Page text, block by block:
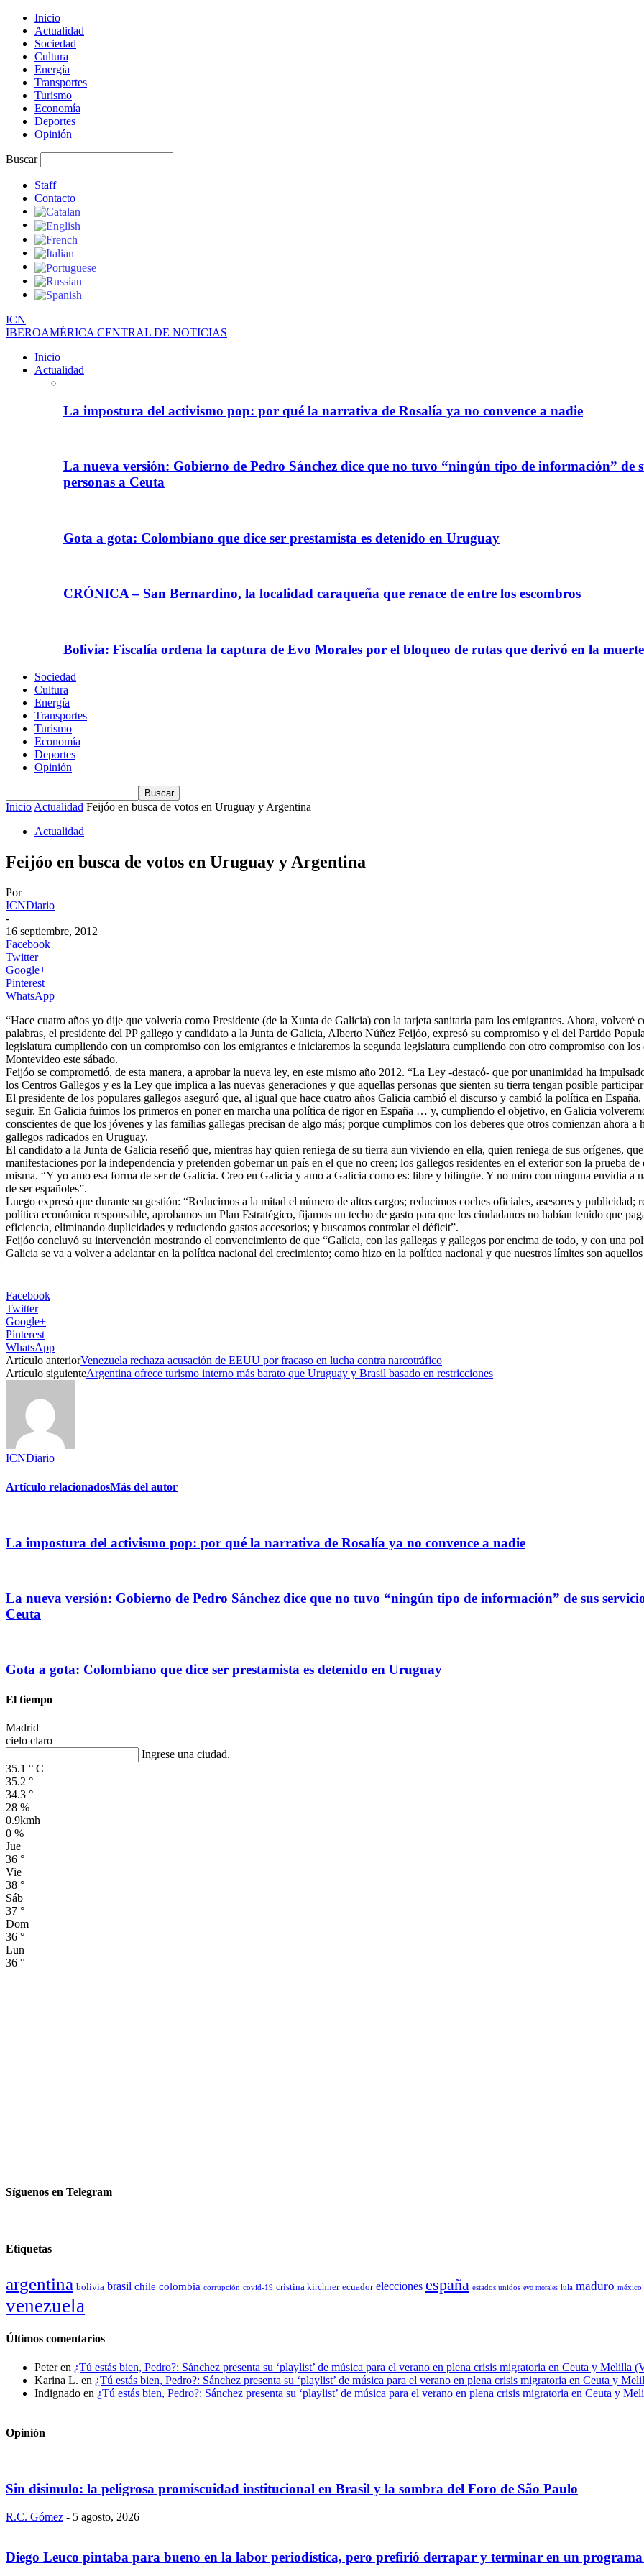
Inicio
Actualidad
Sociedad
Cultura
Energía
Transportes
Turismo
Economía
Deportes
Opinión
Buscar
Staff
Contacto
ICN
IBEROAMÉRICA CENTRAL DE NOTICIAS
Inicio
Actualidad
La impostura del activismo pop: por qué la narrativa de Rosalía ya no convence a nadie
La nueva versión: Gobierno de Pedro Sánchez dice que no tuvo “ningún tipo de información” de
personas a Ceuta
Gota a gota: Colombiano que dice ser prestamista es detenido en Uruguay
CRÓNICA – San Bernardino, la localidad caraqueña que renace de entre los escombros
Bolivia: Fiscalía ordena la captura de Evo Morales por el bloqueo de rutas que derivó en la
Sociedad
Cultura
Energía
Transportes
Turismo
Economía
Deportes
Opinión
InicioActualidad Feijóo en busca de votos en Uruguay y Argentina
Actualidad
Feijóo en busca de votos en Uruguay y Argentina
Por
ICNDiario
-
16 septiembre, 2012
Facebook
Twitter
Google+
Pinterest
WhatsApp
“Hace cuatro años yo dije que volvería como Presidente (de la Xunta de Galicia) con la tarjeta sanitaria para los emigrantes. Ahora, volveré
palabras, el presidente del PP gallego y candidato a la Junta de Galicia, Alberto Núñez Feijóo, expresó su compromiso y el del Partido
legislatura cumpliendo con un compromiso con los emigrantes e iniciaremos la segunda legislatura cumpliendo con otro compromiso con
Montevideo este sábado.
Feijóo se comprometió, de esta manera, a aprobar la nueva ley, en este mismo año 2012. “La Ley -destacó- que por unanimidad ha
los Centros Gallegos y es la Ley que implica a las nuevas generaciones y que aquellas personas que sienten su tierra tengan posible
El presidente de los populares gallegos aseguró que, al igual que hace cuatro años Galicia cambió el discurso y cambió la política en
seguir. En Galicia fuimos los primeros en poner en marcha una política de rigor en España … y, cumpliendo el objetivo, en Galicia
conscientes de que los jóvenes y las familias gallegas precisan de algo más; porque cumplimos con los deberes que otros comienzan ahora
gallegos radicados en Uruguay.
El candidato a la Junta de Galicia reseñó que, mientras hay quien reniega de su tierra aun viviendo en ella, quien reniega de sus orígenes,
manifestaciones por la independencia y pretenden gobernar un país en el que no creen; los gallegos residentes en el exterior son la prueba
misma. “Y yo amo esa forma de ser de Galicia. Creo en Galicia y amo a Galicia como es: libre y bilingüe. Y no miro con ninguna envidia a
de ser españoles”.
Luego expresó que durante su gestión: “Reducimos a la mitad el número de altos cargos; reducimos coches oficiales, asesores y
política económica responsable, aprobamos un Plan Estratégico, fijamos un techo de gasto para que los ciudadanos no habían tenido que
eficiencia, eliminando duplicidades y reduciendo gastos accesorios; y buscamos controlar el déficit”.
Feijóo concluyó su intervención mostrando el convencimiento de que “Galicia, con las gallegas y gallegos por encima de todo, y con una
Galicia se va a volver a adelantar en la política nacional del crecimiento; como hizo en la política nacional y que nuestros límites son
Facebook
Twitter
Google+
Pinterest
WhatsApp
Artículo anteriorVenezuela rechaza acusación de EEUU por fracaso en lucha contra narcotráfico
Artículo siguienteArgentina ofrece turismo interno más barato que Uruguay y Brasil basado en restricciones
ICNDiario
Artículo relacionadosMás del autor
La impostura del activismo pop: por qué la narrativa de Rosalía ya no convence a nadie
La nueva versión: Gobierno de Pedro Sánchez dice que no tuvo “ningún tipo de información” de sus
Ceuta
Gota a gota: Colombiano que dice ser prestamista es detenido en Uruguay
El tiempo
Madrid
cielo claro
Ingrese una ciudad.
35.1 ° C
35.2 °
34.3 °
28 %
0.9kmh
0 %
Jue
36 °
Vie
38 °
Sáb
37 °
Dom
36 °
Lun
36 °
Síguenos en Telegram
Etiquetas
argentina bolivia brasil chile colombia corrupción covid-19 cristina kirchner ecuador elecciones españa estados unidos evo morales lula maduro méxico
venezuela
Últimos comentarios
Peteren ¿Tú estás bien, Pedro?: Sánchez presenta su ‘playlist’ de música para el verano en plena crisis migratoria en Ceuta y Melilla
Karina L. en ¿Tú estás bien, Pedro?: Sánchez presenta su ‘playlist’ de música para el verano en plena crisis migratoria en Ceuta y
Indignado en ¿Tú estás bien, Pedro?: Sánchez presenta su ‘playlist’ de música para el verano en plena crisis migratoria en Ceuta y
Opinión
Sin disimulo: la peligrosa promiscuidad institucional en Brasil y la sombra del Foro de São Paulo
R.C. Gómez - 5 agosto, 2026
Diego Leuco pintaba para bueno en la labor periodística, pero prefirió derrapar y terminar en un